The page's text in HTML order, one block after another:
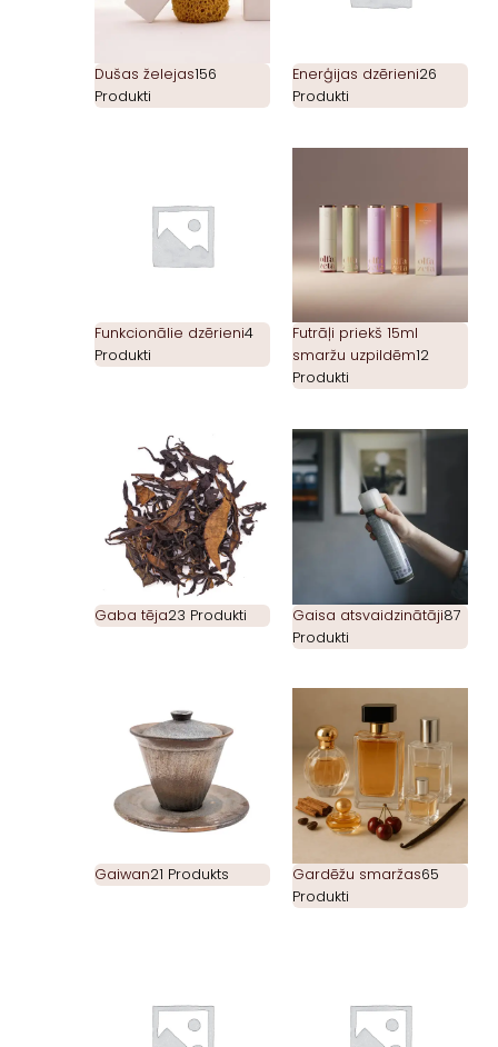
Dušas želejas156
Produkti
Enerģijas dzērieni26
Produkti
Funkcionālie dzērieni4
Produkti
Futrāļi priekš 15ml
smaržu uzpildēm12
Produkti
Gaba tēja23 Produkti Gaisa atsvaidzinātāji87
Produkti
Gaiwan21 Produkts Gardēžu smaržas65
Produkti